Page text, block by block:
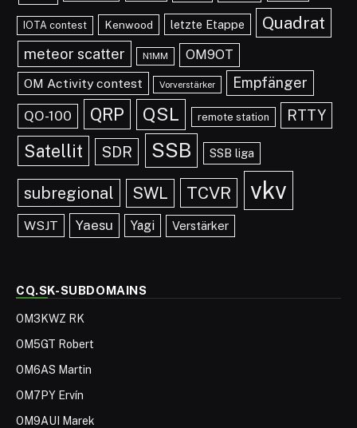
IOTA contest Kenwood letzte Etappe Quadrat
meteor scatter N1MM
OM9OT
OM Activity contest
Vorverstärker Empfänger
QO-100 QRP QSL remote station RTTY
Satellit SDR SSB SSB liga
subregional SWL TCVR vkv
WSJT Yaesu Yagi Verstärker
CQ.SK-SUBDOMAINS
OM3KWZ RK
OM5GT Robert
OM6AS Martin
OM7PY Ervín
OM9AUI Marek